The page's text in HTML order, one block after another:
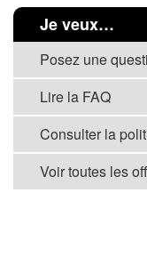
Je veux…
Posez une
Lire la FAQ
Consulter la
Voir toutes les